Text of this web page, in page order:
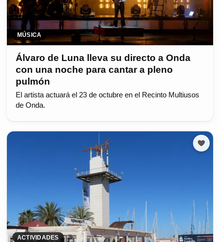
MÚSICA
Álvaro de Luna lleva su directo a Onda
con una noche para cantar a pleno
pulmón
El artista actuará el 23 de octubre en el Recinto Multiusos
de Onda.
ACTIVIDADES